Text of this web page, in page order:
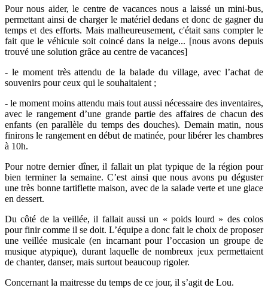
Pour nous aider, le centre de vacances nous a laissé un mini-bus,
permettant ainsi de charger le matériel dedans et donc de gagner du
temps et des efforts. Mais malheureusement, c'était sans compter le
fait que le véhicule soit coincé dans la neige... [nous avons depuis
trouvé une solution grâce au centre de vacances]
- le moment très attendu de la balade du village, avec l’achat de
souvenirs pour ceux qui le souhaitaient ;
- le moment moins attendu mais tout aussi nécessaire des inventaires,
avec le rangement d’une grande partie des affaires de chacun des
enfants (en parallèle du temps des douches). Demain matin, nous
finirons le rangement en début de matinée, pour libérer les chambres
à 10h.
Pour notre dernier dîner, il fallait un plat typique de la région pour
bien terminer la semaine. C’est ainsi que nous avons pu déguster
une très bonne tartiflette maison, avec de la salade verte et une glace
en dessert.
Du côté de la veillée, il fallait aussi un « poids lourd » des colos
pour finir comme il se doit. L’équipe a donc fait le choix de proposer
une veillée musicale (en incarnant pour l’occasion un groupe de
musique atypique), durant laquelle de nombreux jeux permettaient
de chanter, danser, mais surtout beaucoup rigoler.
Concernant la maitresse du temps de ce jour, il s’agit de Lou.